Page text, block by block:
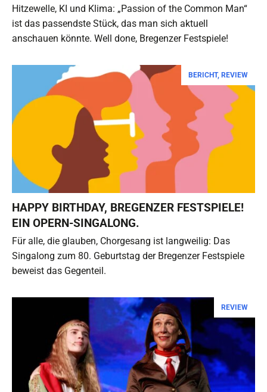
Hitzewelle, KI und Klima: „Passion of the Common Man“
ist das passendste Stück, das man sich aktuell
anschauen könnte. Well done, Bregenzer Festspiele!
BERICHT, REVIEW
HAPPY BIRTHDAY, BREGENZER FESTSPIELE!
EIN OPERN-SINGALONG.
Für alle, die glauben, Chorgesang ist langweilig: Das
Singalong zum 80. Geburtstag der Bregenzer Festspiele
beweist das Gegenteil.
REVIEW